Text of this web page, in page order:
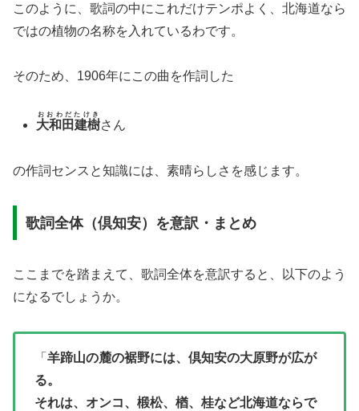
このように、歌詞の中にこれだけテンポよく、北海道なら
ではの植物の名称を入れているわです。
そのため、1906年にこの曲を作詞した
大和田建樹
おおわだたけき
さん
の作詞センスと知識には、素晴らしさを感じます。
歌詞全体（倶知安）を意訳・まとめ
ここまでを踏まえて、歌詞全体を意訳すると、以下のよう
になるでしょうか。
「 羊蹄山の麓の裾野には、倶知安の大原野が広が
る。
それは、オンコ、椴松、楢、桂など北海道ならで